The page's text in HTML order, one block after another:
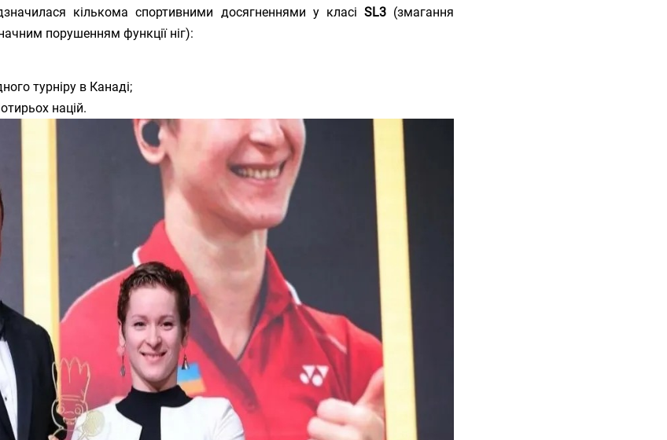
кількома спортивними досягненнями у класі SL3(змагання
порушенням функції ніг):
турніру в Канаді;
націй.